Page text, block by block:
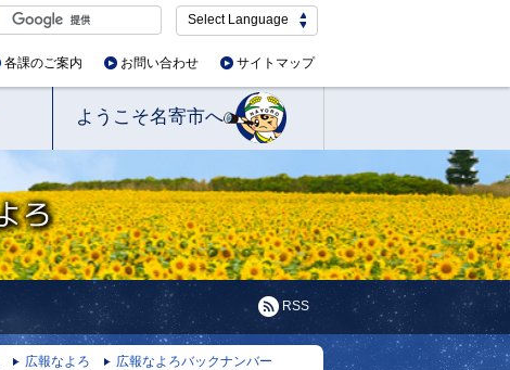
Select Language
各課のご案内 お問い合わせ サイトマップ
ようこそ名寄市へ
RSS
広報なよろ
広報なよろバックナンバー